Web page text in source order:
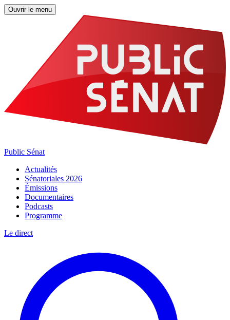
Ouvrir le menu
Public Sénat
Actualités
Sénatoriales 2026
Émissions
Documentaires
Podcasts
Programme
Le direct